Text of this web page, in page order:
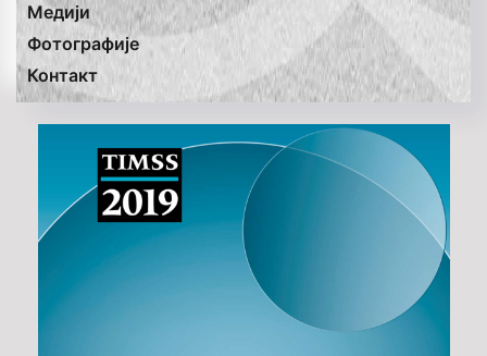
Медији
Фотографије
Контакт